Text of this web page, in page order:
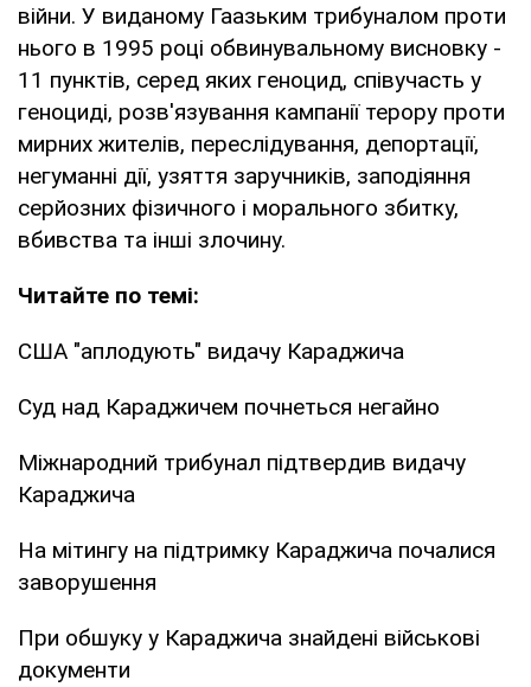
війни. У виданому Гаазьким трибуналом проти
нього в 1995 році обвинувальному висновку -
11 пунктів, серед яких геноцид, співучасть у
геноциді, розв'язування кампанії терору проти
мирних жителів, переслідування, депортації,
негуманні дії, узяття заручників, заподіяння
серйозних фізичного і морального збитку,
вбивства та інші злочину.
Читайте по темі:
США "аплодують" видачу Караджича
Суд над Караджичем почнеться негайно
Міжнародний трибунал підтвердив видачу
Караджича
На мітингу на підтримку Караджича почалися
заворушення
При обшуку у Караджича знайдені військові
документи